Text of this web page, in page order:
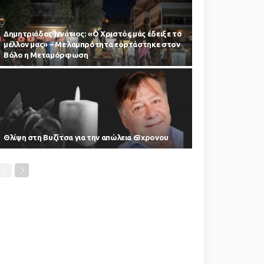
Δημητριάδος Ιγνάτιος: «Ο Χριστός μάς έδειξε το
μέλλον μας» – Με λαμπρότητα εορτάστηκε στον
Βόλο η Μεταμόρφωση
Θλίψη στη Βυζίτσα για την απώλεια 63χρονου